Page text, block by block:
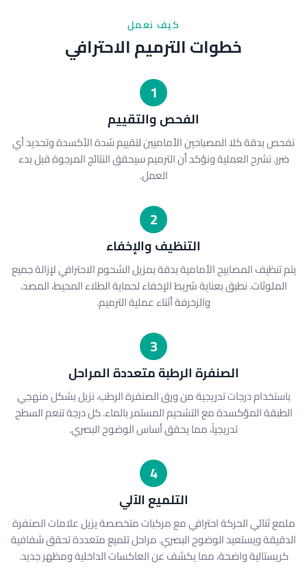
كيف نعمل
خطوات الترميم الاحترافي
1
الفحص والتقييم
نفحص بدقة كلا المصباحين الأماميين لتقييم شدة الأكسدة وتحديد أي
ضرر. نشرح العملية ونؤكد أن الترميم سيحقق النتائج المرجوة قبل بدء
العمل.
2
التنظيف والإخفاء
يتم تنظيف المصابيح الأمامية بدقة بمزيل الشحوم الاحترافي لإزالة جميع
الملوثات. نطبق بعناية شريط الإخفاء لحماية الطلاء المحيط، المصد،
والزخرفة أثناء عملية الترميم.
3
الصنفرة الرطبة متعددة المراحل
باستخدام درجات تدريجية من ورق الصنفرة الرطب، نزيل بشكل منهجي
الطبقة المؤكسدة مع التشحيم المستمر بالماء. كل درجة تنعم السطح
تدريجياً، مما يحقق أساس الوضوح البصري.
4
التلميع الآلي
ملمع ثنائي الحركة احترافي مع مركبات متخصصة يزيل علامات الصنفرة
الدقيقة ويستعيد الوضوح البصري. مراحل تلميع متعددة تحقق شفافية
كريستالية واضحة، مما يكشف عن العاكسات الداخلية ومظهر جديد.